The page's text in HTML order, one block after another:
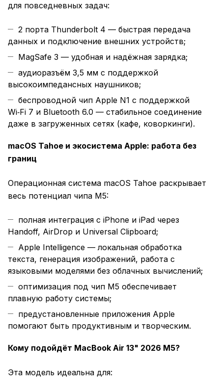
для повседневных задач:
2 порта Thunderbolt 4 — быстрая передача
данных и подключение внешних устройств;
MagSafe 3 — удобная и надёжная зарядка;
аудиоразъём 3,5 мм с поддержкой
высокоимпедансных наушников;
беспроводной чип Apple N1 с поддержкой
Wi‑Fi 7 и Bluetooth 6.0 — стабильное соединение
даже в загруженных сетях (кафе, коворкинги).
macOS Tahoe и экосистема Apple: работа без
границ
Операционная система macOS Tahoe раскрывает
весь потенциал чипа M5:
полная интеграция с iPhone и iPad через
Handoff, AirDrop и Universal Clipboard;
Apple Intelligence — локальная обработка
текста, генерация изображений, работа с
языковыми моделями без облачных вычислений;
оптимизация под чип M5 обеспечивает
плавную работу системы;
предустановленные приложения Apple
помогают быть продуктивным и творческим.
Кому подойдёт MacBook Air 13" 2026 M5?
Эта модель идеальна для: